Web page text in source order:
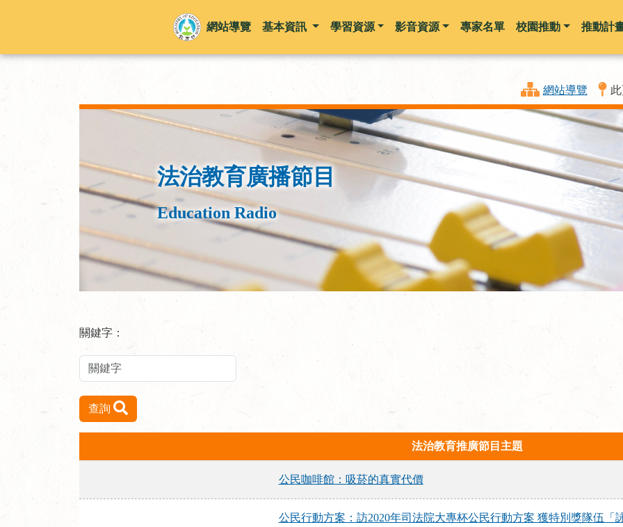
跳到主要內容
網站導覽 基本資訊 學習資源 影音資源 專家名單 校園推動 推動計
網站導覽
法治教育廣播節目
Education Radio
關鍵字：
查詢
法治教育推廣節目主題
公民咖啡館：吸菸的真實代價
公民行動方案：訪2020年司法院大專杯公民行動方案 獲特別獎隊伍「